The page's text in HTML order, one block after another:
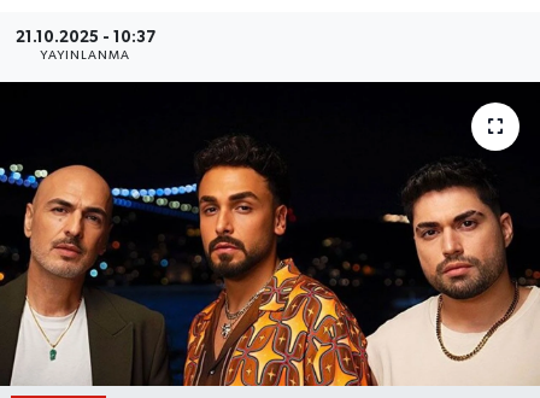
21.10.2025 - 10:37
YAYINLANMA
SAĞLIK
KURUMSAL